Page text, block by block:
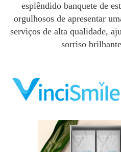
esplêndido banquete de
orgulhosos de apresentar
serviços de alta qualidade,
sorriso